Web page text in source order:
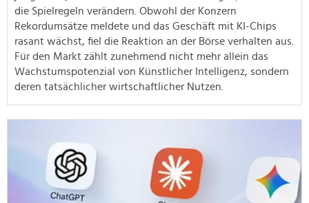
die Spielregeln verändern. Obwohl der Konzern
Rekordumsätze meldete und das Geschäft mit KI-Chips
rasant wächst, fiel die Reaktion an der Börse verhalten aus.
Für den Markt zählt zunehmend nicht mehr allein das
Wachstumspotenzial von Künstlicher Intelligenz, sondern
deren tatsächlicher wirtschaftlicher Nutzen.